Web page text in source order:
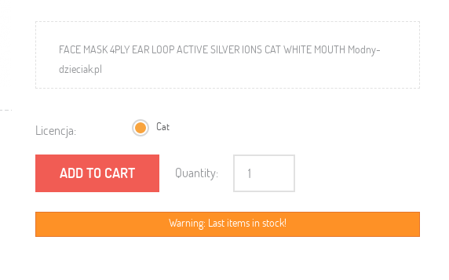
FACE MASK 4PLY EAR LOOP ACTIVE SILVER IONS CAT WHITE MOUTH Modny-
dzieciak.pl
Licencja: Cat
ADD TO CART Quantity:
Warning: Last items in stock!